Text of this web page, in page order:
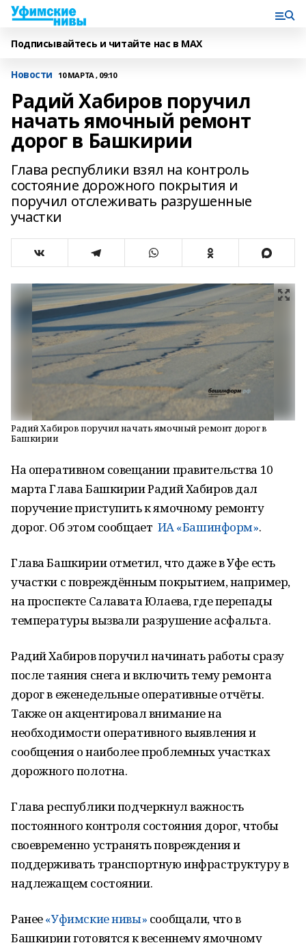
Подписывайтесь и читайте нас в MAX
Новости 10 МАРТА , 09:10
Радий Хабиров поручил
начать ямочный ремонт
дорог в Башкирии
Глава республики взял на контроль
состояние дорожного покрытия и
поручил отслеживать разрушенные
участки
Радий Хабиров поручил начать ямочный ремонт дорог в
Башкирии
На оперативном совещании правительства 10
марта Глава Башкирии Радий Хабиров дал
поручение приступить к ямочному ремонту
дорог. Об этом сообщает ИА «Башинформ».
Глава Башкирии отметил, что даже в Уфе есть
участки с повреждённым покрытием, например,
на проспекте Салавата Юлаева, где перепады
температуры вызвали разрушение асфальта.
Радий Хабиров поручил начинать работы сразу
после таяния снега и включить тему ремонта
дорог в еженедельные оперативные отчёты.
Также он акцентировал внимание на
необходимости оперативного выявления и
сообщения о наиболее проблемных участках
дорожного полотна.
Глава республики подчеркнул важность
постоянного контроля состояния дорог, чтобы
своевременно устранять повреждения и
поддерживать транспортную инфраструктуру в
надлежащем состоянии.
Ранее«Уфимские нивы» сообщали, что в
Башкирии готовятся к весеннему ямочному